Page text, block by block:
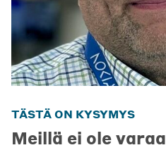
TÄSTÄ ON KYSYMYS
Meillä ei ole varaa